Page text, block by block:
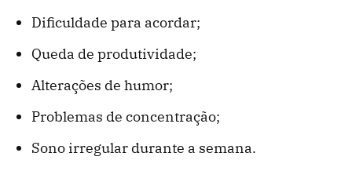
Dificuldade para acordar;
Queda de produtividade;
Alterações de humor;
Problemas de concentração;
Sono irregular durante a semana.